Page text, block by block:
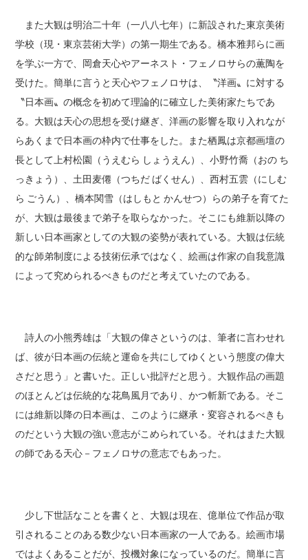
また大観は明治二十年（一八八七年）に新設された東京美術
学校（現・東京芸術大学）の第一期生である。橋本雅邦らに画
を学ぶ一方で、岡倉天心やアーネスト・フェノロサらの薫陶を
受けた。簡単に言うと天心やフェノロサは、〝洋画〟に対する
〝日本画〟の概念を初めて理論的に確立した美術家たちであ
る。大観は天心の思想を受け継ぎ、洋画の影響を取り入れなが
らあくまで日本画の枠内で仕事をした。また栖鳳は京都画壇の
長として上村松園（うえむら しょうえん）、小野竹喬（おの ち
っきょう）、土田麦僊（つちだ ばくせん）、西村五雲（にしむ
ら ごうん）、橋本関雪（はしもと かんせつ）らの弟子を育てた
が、大観は最後まで弟子を取らなかった。そこにも維新以降の
新しい日本画家としての大観の姿勢が表れている。大観は伝統
的な師弟制度による技術伝承ではなく、絵画は作家の自我意識
によって究められるべきものだと考えていたのである。
詩人の小熊秀雄は「大観の偉さというのは、筆者に言わせれ
ば、彼が日本画の伝統と運命を共にしてゆくという態度の偉大
さだと思う」と書いた。正しい批評だと思う。大観作品の画題
のほとんどは伝統的な花鳥風月であり、かつ斬新である。そこ
には維新以降の日本画は、このように継承・変容されるべきも
のだという大観の強い意志がこめられている。それはまた大観
の師である天心－フェノロサの意志でもあった。
少し下世話なことを書くと、大観は現在、億単位で作品が取
引されることのある数少ない日本画家の一人である。絵画市場
ではよくあることだが、投機対象になっているのだ。簡単に言